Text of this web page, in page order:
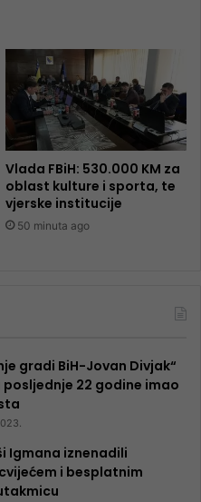
Vlada FBiH: 530.000 KM za
oblast kulture i sporta, te
vjerske institucije
50 minuta ago
gradi BiH-Jovan Divjak“
posljednje 22 godine imao
Igmana iznenadili
i besplatnim